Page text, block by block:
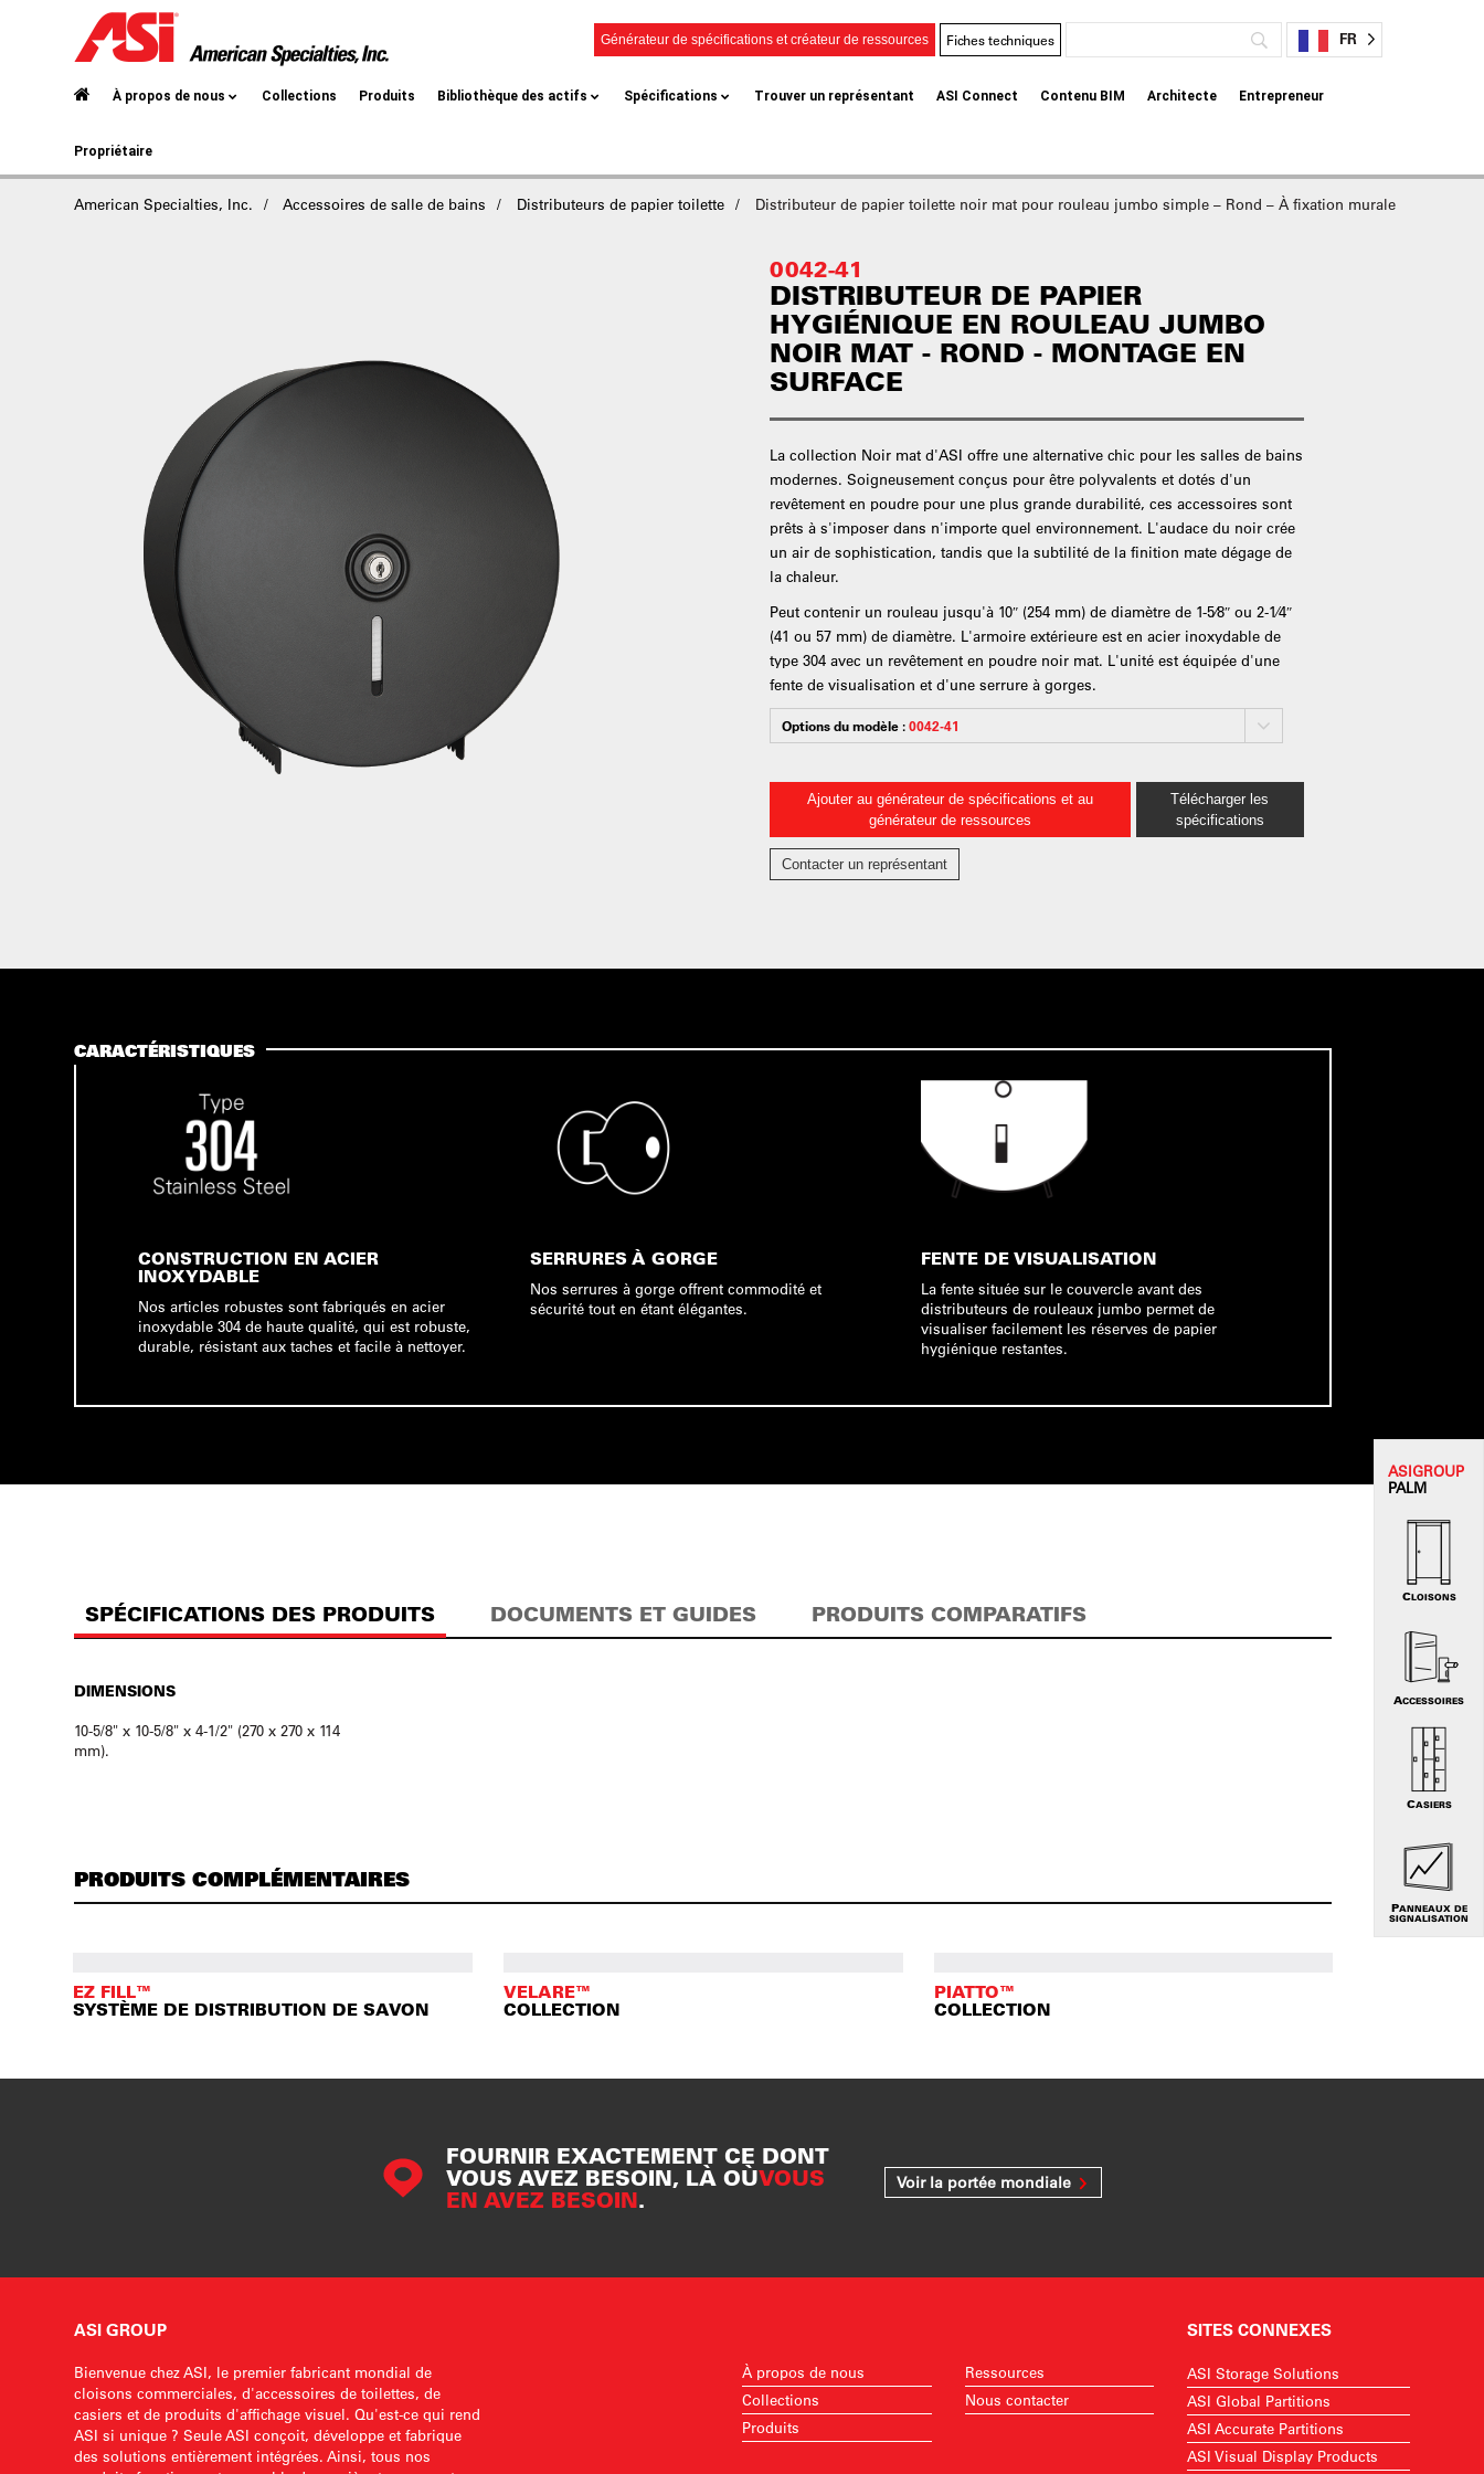
Générateur de spécifications et créateur de ressources Fiches techniques FR
À propos de nous Collections Produits Bibliothèque des actifs Spécifications Trouver un représentant ASI Connect Contenu BIM Architecte Entrepreneur
Propriétaire
American Specialties, Inc. Accessoires de salle de bains Distributeurs de papier toilette Distributeur de papier toilette noir mat pour rouleau jumbo simple – Rond – À fixation murale
0042-41
DISTRIBUTEUR DE PAPIER
HYGIÉNIQUE EN ROULEAU JUMBO
NOIR MAT - ROND - MONTAGE EN
SURFACE
La collection Noir mat d'ASI offre une alternative chic pour les salles de bains
modernes. Soigneusement conçus pour être polyvalents et dotés d'un
revêtement en poudre pour une plus grande durabilité, ces accessoires sont
prêts à s'imposer dans n'importe quel environnement. L'audace du noir crée
un air de sophistication, tandis que la subtilité de la finition mate dégage de
la chaleur.
Peut contenir un rouleau jusqu'à 10″ (254 mm) de diamètre de 1-5⁄8″ ou 2-1⁄4″
(41 ou 57 mm) de diamètre. L'armoire extérieure est en acier inoxydable de
type 304 avec un revêtement en poudre noir mat. L'unité est équipée d'une
fente de visualisation et d'une serrure à gorges.
Options du modèle :0042-41
Ajouter au générateur de spécifications et au
générateur de ressources
Télécharger les
spécifications
Contacter un représentant
CARACTÉRISTIQUES
CONSTRUCTION EN ACIER
INOXYDABLE
Nos articles robustes sont fabriqués en acier
inoxydable 304 de haute qualité, qui est robuste,
durable, résistant aux taches et facile à nettoyer.
SERRURES À GORGE
Nos serrures à gorge offrent commodité et
sécurité tout en étant élégantes.
FENTE DE VISUALISATION
La fente située sur le couvercle avant des
distributeurs de rouleaux jumbo permet de
visualiser facilement les réserves de papier
hygiénique restantes.
SPÉCIFICATIONS DES PRODUITS DOCUMENTS ET GUIDES PRODUITS COMPARATIFS
DIMENSIONS
10-5/8" x 10-5/8" x 4-1/2" (270 x 270 x 114
mm).
PRODUITS COMPLÉMENTAIRES
EZ FILL™
SYSTÈME DE DISTRIBUTION DE SAVON
VELARE™
COLLECTION
PIATTO™
COLLECTION
FOURNIR EXACTEMENT CE DONT
VOUS AVEZ BESOIN, LÀ OÙVOUS
EN AVEZ BESOIN.
Voir la portée mondiale
ASIGROUP
PALM
CLOISONS
ACCESSOIRES
CASIERS
PANNEAUX DE
SIGNALISATION
ASI GROUP
Bienvenue chez ASI, le premier fabricant mondial de
cloisons commerciales, d'accessoires de toilettes, de
casiers et de produits d'affichage visuel. Qu'est-ce qui rend
ASI si unique ? Seule ASI conçoit, développe et fabrique
des solutions entièrement intégrées. Ainsi, tous nos
À propos de nous
Collections
Produits
Ressources
Nous contacter
SITES CONNEXES
ASI Storage Solutions
ASI Global Partitions
ASI Accurate Partitions
ASI Visual Display Products